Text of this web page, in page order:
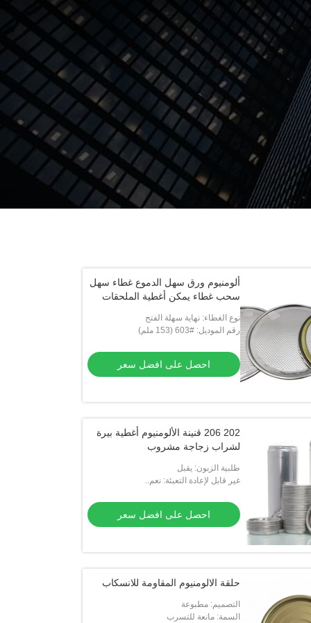
ألومنيوم ورق سهل الدموع غطاء سهل
سحب غطاء يمكن أغطية الملحقات
نوع الغطاء: نهاية سهلة الفتح
رقم الموديل: #603 (153 ملم)
احصل على افضل سعر
202 206 قنينة الألومنيوم أغطية بيرة
لشراب زجاجة مشروب
طلبية الزبون: يقبل
غير قابل لإعادة التعبئة: نعم..
احصل على افضل سعر
حلقة الالومنيوم المقاومة للانسكاب
التصميم: مطبوعة
السمة: مانعة للتسرب